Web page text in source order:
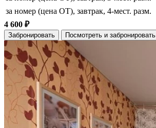
за номер (цена ОТ), завтрак, 4-мест. разм.
4 600 ₽
Забронировать Посмотреть и забронировать